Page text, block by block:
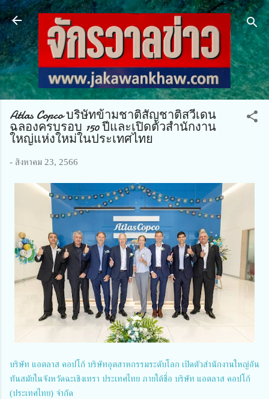
ข้ามไปที่เนื้อหาหลัก
Atlas Copco บริษัทข้ามชาติสัญชาติสวีเดน
ฉลองครบรอบ 150 ปีและเปิดตัวสำนักงาน
ใหญ่แห่งใหม่ในประเทศไทย
- สิงหาคม 23, 2566
บริษัท แอตลาส คอปโก้ บริษัทอุตสาหกรรมระดับโลก เปิดตัวสำนักงานใหญ่อัน
ทันสมัยในจังหวัดฉะเชิงเทรา ประเทศไทย ภายใต้ชื่อ บริษัท แอตลาส คอปโก้
(ประเทศไทย) จำกัด